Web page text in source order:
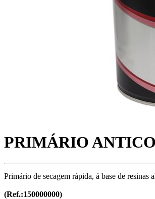
PRIMÁRIO
Primário de secagem rápida, á base de
(Ref.:150000000)